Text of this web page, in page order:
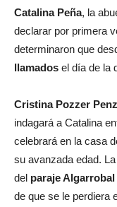
Catalina Peña, la
declarar por primera
determinaron que
llamados el día de la
Cristina Pozzer
indagará a Catalina
celebrará en la casa
su avanzada edad.
del paraje Algarrobal
de que se le perdiera